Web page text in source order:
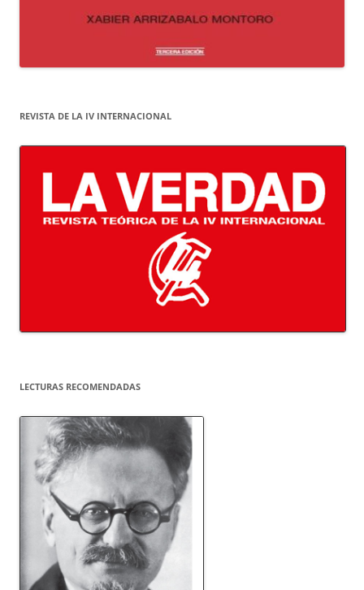
REVISTA DE LA IV INTERNACIONAL
LECTURAS RECOMENDADAS